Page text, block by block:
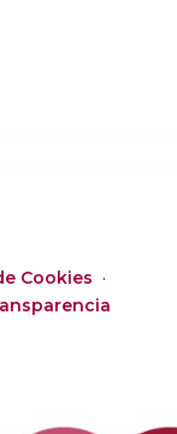
Cookies ·